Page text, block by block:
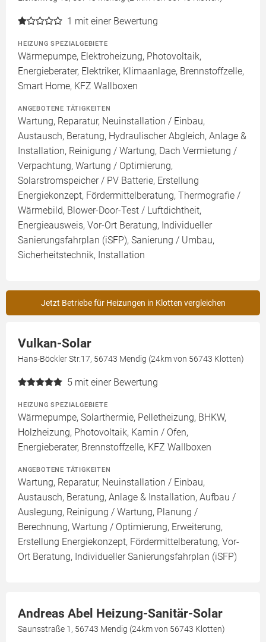
1 mit einer Bewertung
HEIZUNG SPEZIALGEBIETE
Wärmepumpe, Elektroheizung, Photovoltaik,
Energieberater, Elektriker, Klimaanlage, Brennstoffzelle,
Smart Home, KFZ Wallboxen
ANGEBOTENE TÄTIGKEITEN
Wartung, Reparatur, Neuinstallation / Einbau,
Austausch, Beratung, Hydraulischer Abgleich, Anlage &
Installation, Reinigung / Wartung, Dach Vermietung /
Verpachtung, Wartung / Optimierung,
Solarstromspeicher / PV Batterie, Erstellung
Energiekonzept, Fördermittelberatung, Thermografie /
Wärmebild, Blower-Door-Test / Luftdichtheit,
Energieausweis, Vor-Ort Beratung, Individueller
Sanierungsfahrplan (iSFP), Sanierung / Umbau,
Sicherheitstechnik, Installation
Jetzt Betriebe für Heizungen in Klotten vergleichen
Vulkan-Solar
Hans-Böckler Str.17, 56743 Mendig (24km von 56743 Klotten)
5 mit einer Bewertung
HEIZUNG SPEZIALGEBIETE
Wärmepumpe, Solarthermie, Pelletheizung, BHKW,
Holzheizung, Photovoltaik, Kamin / Ofen,
Energieberater, Brennstoffzelle, KFZ Wallboxen
ANGEBOTENE TÄTIGKEITEN
Wartung, Reparatur, Neuinstallation / Einbau,
Austausch, Beratung, Anlage & Installation, Aufbau /
Auslegung, Reinigung / Wartung, Planung /
Berechnung, Wartung / Optimierung, Erweiterung,
Erstellung Energiekonzept, Fördermittelberatung, Vor-
Ort Beratung, Individueller Sanierungsfahrplan (iSFP)
Andreas Abel Heizung-Sanitär-Solar
Saunsstraße 1, 56743 Mendig (24km von 56743 Klotten)